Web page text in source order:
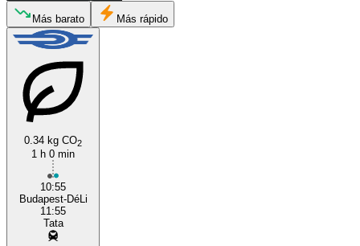
Tata
Más barato Más rápido
0.34 kg CO2
1 h 0 min
10:55
Budapest-DéLi
11:55
Tata